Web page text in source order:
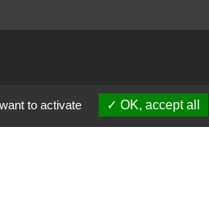
to activate OK, accept all